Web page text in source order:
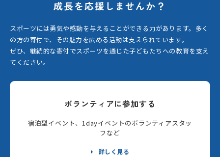
成長を応援しませんか？
スポーツには勇気や感動を与えることができる力があります。 多く
の方の寄付で、その魅力を広める活動は支えられています。
ぜひ、継続的な寄付でスポーツを通じた子どもたちへの教育を支え
てください。
ボランティアに参加する
宿泊型イベント、1dayイベントのボランティアスタッ
フなど
詳しく見る